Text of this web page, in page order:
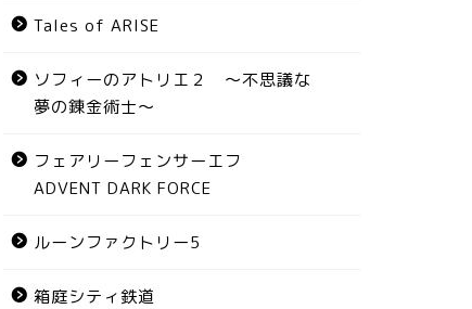
Tales of ARISE
ソフィーのアトリエ２ ～不思議な
夢の錬金術士～
フェアリーフェンサーエフ
ADVENT DARK FORCE
ルーンファクトリー5
箱庭シティ鉄道